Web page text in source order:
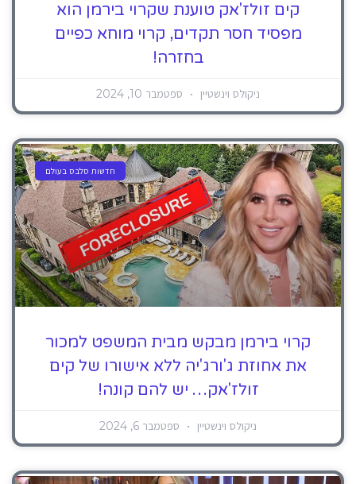
קים זולז'אק טוענת שקרוי בירמן הוא
מפסיד חסר תקדים, קרוי מוחא כפיים
בחזרה!
ניקולס וינשטיין ספטמבר 10, 2024
חדשות סלבס בעולם
קרוי בירמן מבקש מבית המשפט למכור
את אחוזת ג'ורג'יה ללא אישורו של קים
זולז'אק… יש להם קונה!
ניקולס וינשטיין ספטמבר 6, 2024